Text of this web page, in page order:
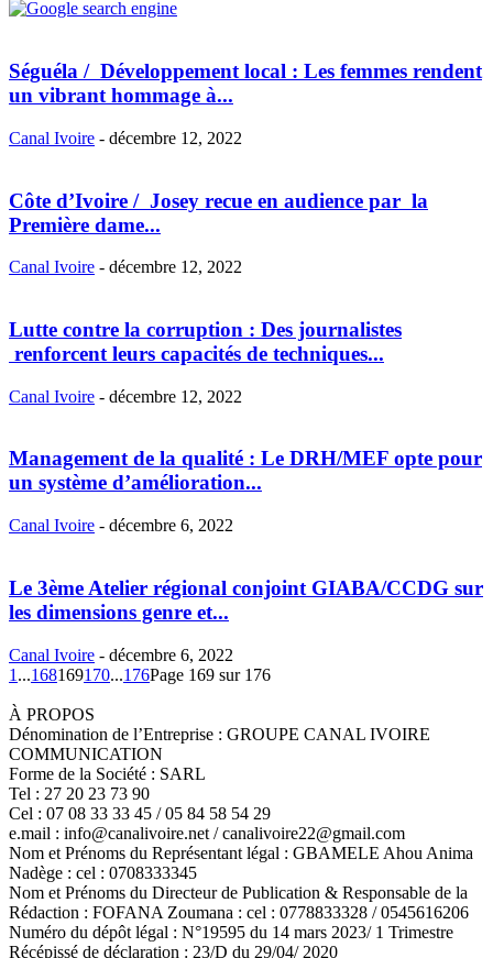
Séguéla / Développement local : Les femmes rendent
un vibrant hommage à...
Canal Ivoire - décembre 12, 2022
Côte d’Ivoire / Josey recue en audience par la
Première dame...
Canal Ivoire - décembre 12, 2022
Lutte contre la corruption : Des journalistes
renforcent leurs capacités de techniques...
Canal Ivoire - décembre 12, 2022
Management de la qualité : Le DRH/MEF opte pour
un système d’amélioration...
Canal Ivoire - décembre 6, 2022
Le 3ème Atelier régional conjoint GIABA/CCDG sur
les dimensions genre et...
Canal Ivoire - décembre 6, 2022
1 ...168169170...176Page 169 sur 176
À PROPOS
Dénomination de l’Entreprise : GROUPE CANAL IVOIRE
COMMUNICATION
Forme de la Société : SARL
Tel : 27 20 23 73 90
Cel : 07 08 33 33 45 / 05 84 58 54 29
e.mail : info@canalivoire.net / canalivoire22@gmail.com
Nom et Prénoms du Représentant légal : GBAMELE Ahou Anima
Nadège : cel : 0708333345
Nom et Prénoms du Directeur de Publication & Responsable de la
Rédaction : FOFANA Zoumana : cel : 0778833328 / 0545616206
Numéro du dépôt légal : N°19595 du 14 mars 2023/ 1 Trimestre
Récépissé de déclaration : 23/D du 29/04/ 2020